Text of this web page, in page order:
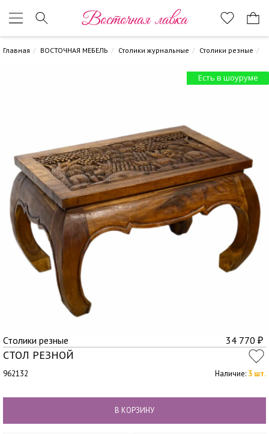
Восточная лавка
Главная ВОСТОЧНАЯ МЕБЕЛЬ Столики журнальные Столики резные
Есть в шоуруме
Столики резные 34 770 ₽
СТОЛ РЕЗНОЙ
962132 Наличие: 3 шт.
В КОРЗИНУ